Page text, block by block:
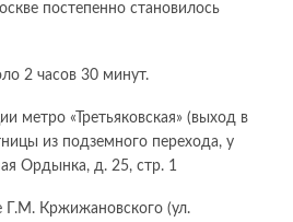
постепенно становилось
2 часов 30 минут.
метро «Третьяковская» (выход в
из подземного перехода, у
Ордынка, д. 25, стр. 1
Г.М. Кржижановского (ул.